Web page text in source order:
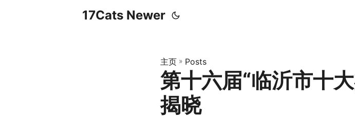
17Cats Newer
主页 » Posts
第十六届“临沂市十
揭晓